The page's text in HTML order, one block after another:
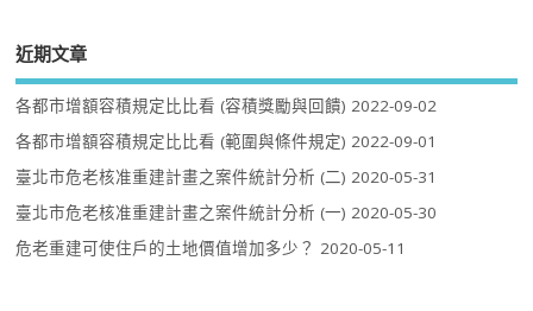
近期文章
各都市增額容積規定比比看 (容積獎勵與回饋) 2022-09-02
各都市增額容積規定比比看 (範圍與條件規定) 2022-09-01
臺北市危老核准重建計畫之案件統計分析 (二) 2020-05-31
臺北市危老核准重建計畫之案件統計分析 (一) 2020-05-30
危老重建可使住戶的土地價值增加多少？ 2020-05-11